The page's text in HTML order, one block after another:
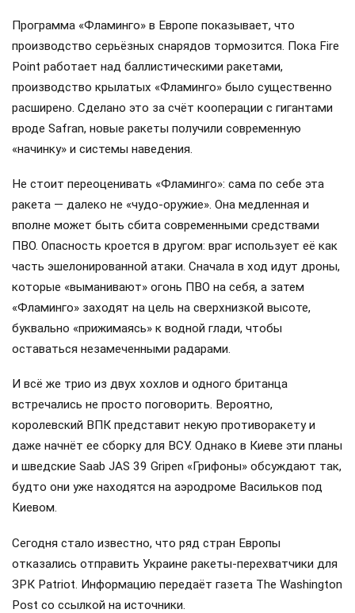
Программа «Фламинго» в Европе показывает, что
производство серьёзных снарядов тормозится. Пока Fire
Point работает над баллистическими ракетами,
производство крылатых «Фламинго» было существенно
расширено. Сделано это за счёт кооперации с гигантами
вроде Safran, новые ракеты получили современную
«начинку» и системы наведения.
Не стоит переоценивать «Фламинго»: сама по себе эта
ракета — далеко не «чудо-оружие». Она медленная и
вполне может быть сбита современными средствами
ПВО. Опасность кроется в другом: враг использует её как
часть эшелонированной атаки. Сначала в ход идут дроны,
которые «выманивают» огонь ПВО на себя, а затем
«Фламинго» заходят на цель на сверхнизкой высоте,
буквально «прижимаясь» к водной глади, чтобы
оставаться незамеченными радарами.
И всё же трио из двух хохлов и одного британца
встречались не просто поговорить. Вероятно,
королевский ВПК представит некую противоракету и
даже начнёт ее сборку для ВСУ. Однако в Киеве эти планы
и шведские Saab JAS 39 Gripen «Грифоны» обсуждают так,
будто они уже находятся на аэродроме Васильков под
Киевом.
Сегодня стало известно, что ряд стран Европы
отказались отправить Украине ракеты-перехватчики для
ЗРК Patriot. Информацию передаёт газета The Washington
Post со ссылкой на источники.